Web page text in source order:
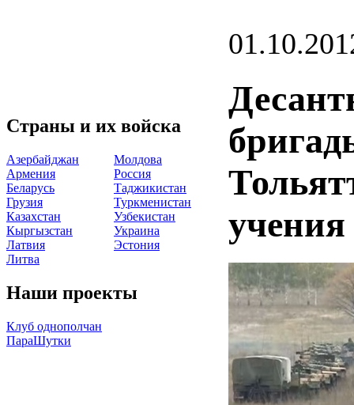
Страны и их войска
Азербайджан
Армения
Беларусь
Грузия
Казахстан
Кыргызстан
Латвия
Литва
Молдова
Россия
Таджикистан
Туркменистан
Узбекистан
Украина
Эстония
Наши проекты
Клуб однополчан
ПараШутки